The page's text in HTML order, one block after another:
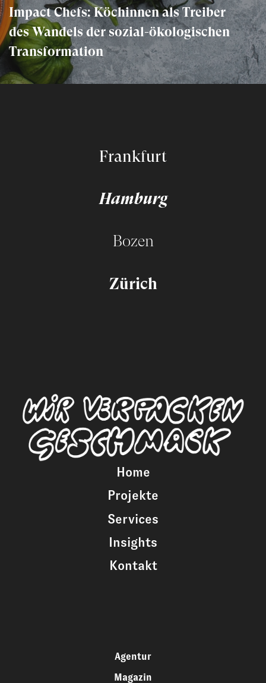
Impact Chefs: Köchinnen als Treiber
des Wandels der sozial-ökologischen
Transformation
Frankfurt
Hamburg
Bozen
Zürich
Home
Projekte
Services
Insights
Kontakt
Agentur
Magazin